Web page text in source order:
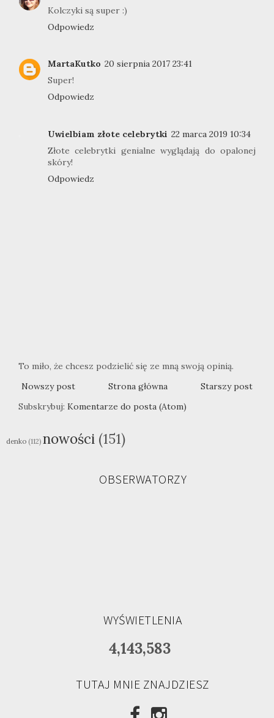
Kolczyki są super :)
Odpowiedz
MartaKutko 20 sierpnia 2017 23:41
Super!
Odpowiedz
Uwielbiam złote celebrytki 22 marca 2019 10:34
Złote celebrytki genialne wyglądają do opalonej
skóry!
Odpowiedz
To miło, że chcesz podzielić się ze mną swoją opinią.
Nowszy post
Starszy post
Strona główna
Subskrybuj: Komentarze do posta (Atom)
denko (112) nowości (151)
OBSERWATORZY
WYŚWIETLENIA
4,143,583
TUTAJ MNIE ZNAJDZIESZ